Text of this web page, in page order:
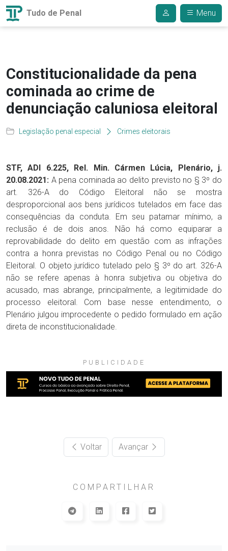
Tudo de Penal Menu
Constitucionalidade da pena
cominada ao crime de
denunciação caluniosa eleitoral
Legislação penal especial Crimes eleitorais
STF, ADI 6.225, Rel. Min. Cármen Lúcia, Plenário, j.
20.08.2021: A pena cominada ao delito previsto no § 3º do
art. 326-A do Código Eleitoral não se mostra
desproporcional aos bens jurídicos tutelados em face das
consequências da conduta. Em seu patamar mínimo, a
reclusão é de dois anos. Não há como equiparar a
reprovabilidade do delito em questão com as infrações
contra a honra previstas no Código Penal ou no Código
Eleitoral. O objeto jurídico tutelado pelo § 3º do art. 326-A
não se refere apenas à honra subjetiva ou objetiva do
acusado, mas abrange, principalmente, a legitimidade do
processo eleitoral. Com base nesse entendimento, o
Plenário julgou improcedente o pedido formulado em ação
direta de inconstitucionalidade.
PUBLICIDADE
Voltar Avançar
COMPARTILHAR